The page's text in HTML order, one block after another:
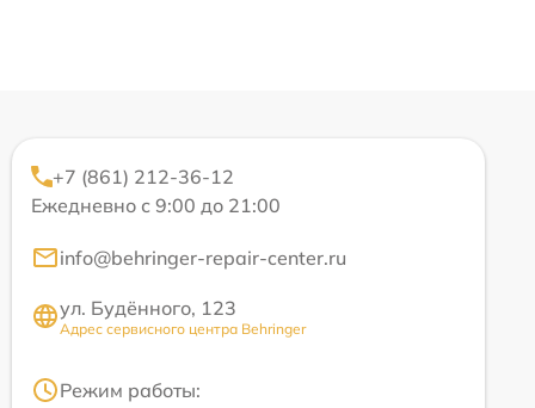
+7 (861) 212-36-12
Ежедневно с 9:00 до 21:00
info@behringer-repair-center.ru
ул. Будённого, 123
Адрес сервисного центра Behringer
Режим работы: